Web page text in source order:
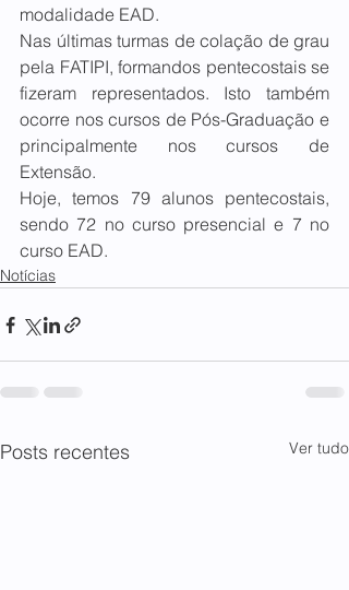
modalidade EAD.
Nas últimas turmas de colação de grau
pela FATIPI, formandos pentecostais se
fizeram representados. Isto também
ocorre nos cursos de Pós-Graduação e
principalmente nos cursos de
Extensão.
Hoje, temos 79 alunos pentecostais,
sendo 72 no curso presencial e 7 no
curso EAD.
Notícias
Posts recentes Ver tudo